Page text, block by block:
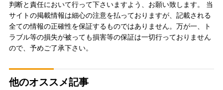
判断と責任において行って下さいますよう、お願い致します。 当
サイトの掲載情報は細心の注意を払っておりますが、記載される
全ての情報の正確性を保証するものではありません。万が一、ト
ラブル等の損失が被っても損害等の保証は一切行っておりません
ので、予めご了承下さい。
他のオススメ記事